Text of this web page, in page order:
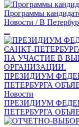
Программы
Новости / В
...
ПРЕЗИДИУМ
ПЕТЕРБУРГА
Новости
ПРЕЗИДИУМ
ПЕТЕРБУРГА